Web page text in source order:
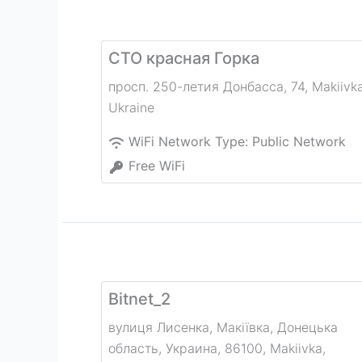
СТО красная Горка
просп. 250-летия Донбасса, 74,
Ukraine
WiFi Network Type: Public Network
Free WiFi
Bitnet_2
вулиця Лисенка, Макіївка, Донецька
область, Украина, 86100, Makiivka,